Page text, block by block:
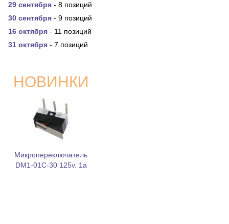
29 сентября - 8 позиций
30 сентября - 9 позиций
16 октября - 11 позиций
31 октября - 7 позиций
НОВИНКИ
Микропереключатель
DM1-01C-30 125v. 1a